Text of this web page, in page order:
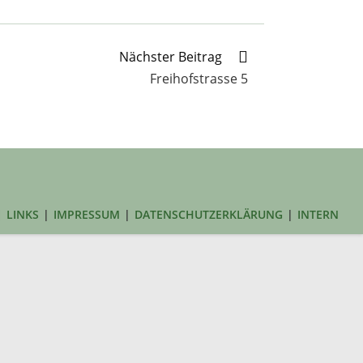
Nächster Beitrag
Freihofstrasse 5
LINKS IMPRESSUM DATENSCHUTZERKLÄRUNG INTERN